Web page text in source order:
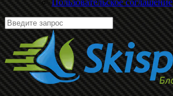
Пользовательское соглашение